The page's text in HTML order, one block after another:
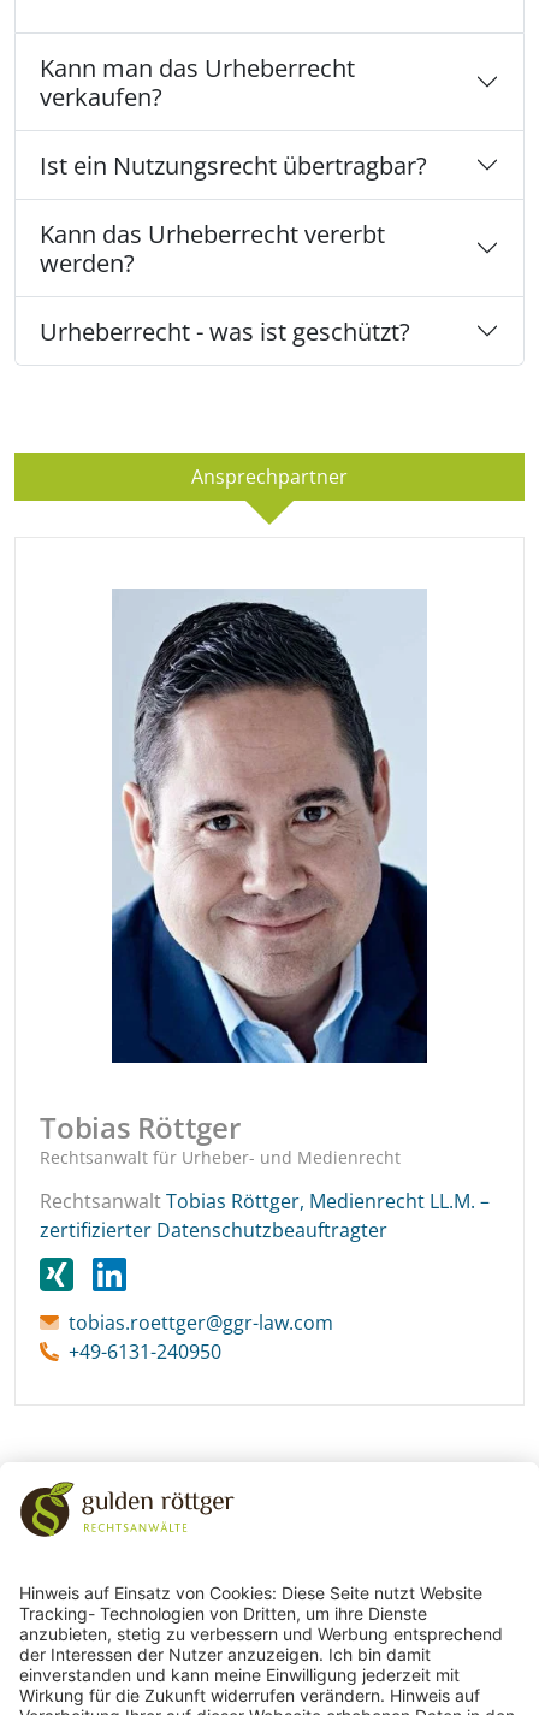
Kann man das Urheberrecht
verkaufen?
Ist ein Nutzungsrecht übertragbar?
Kann das Urheberrecht vererbt
werden?
Urheberrecht - was ist geschützt?
Ansprechpartner
Tobias Röttger
Rechtsanwalt für Urheber- und Medienrecht
RechtsanwaltTobias Röttger, Medienrecht LL.M. –
zertifizierter Datenschutzbeauftragter
tobias.roettger@ggr-law.com
+49-6131-240950
gulden röttger rechtsanwälte